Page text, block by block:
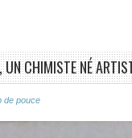
UN CHIMISTE NÉ
de pouce